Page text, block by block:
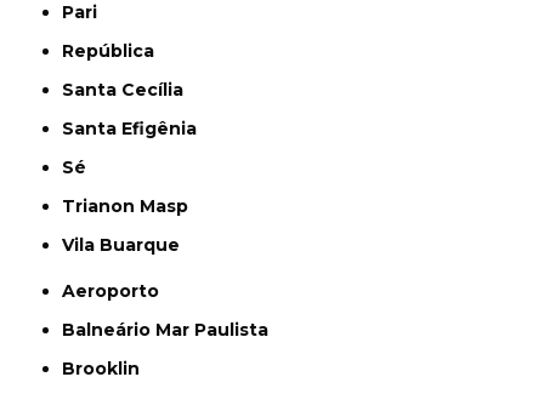
Pari
República
Santa Cecília
Santa Efigênia
Sé
Trianon Masp
Vila Buarque
Aeroporto
Balneário Mar Paulista
Brooklin